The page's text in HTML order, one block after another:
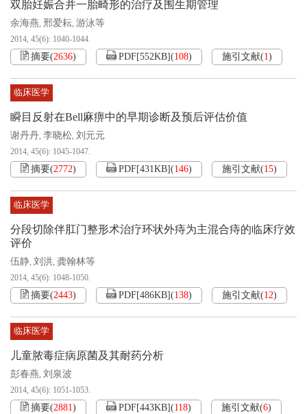
双胎妊娠合并一胎畸形的治疗及围生期管理
余海燕, 邢爱耘, 游泳等
2014, 45(6): 1040-1044.
摘要(2636) PDF[552KB](108) 施引文献(1)
临床医学
瞬目反射在Bell麻痹中的早期诊断及预后评估价值
谢丹丹, 李晓松, 刘元元
2014, 45(6): 1045-1047.
摘要(2772) PDF[431KB](146) 施引文献(15)
临床医学
分段切除伴肛门整形术治疗环状外痔为主混合痔的临床疗效
评价
伍静, 刘洪, 龚翰林等
2014, 45(6): 1048-1050.
摘要(2443) PDF[486KB](138) 施引文献(12)
临床医学
儿童脓毒症病原菌及其耐药分析
彭春燕, 刘泉波
2014, 45(6): 1051-1053.
摘要(2881) PDF[443KB](118) 施引文献(6)